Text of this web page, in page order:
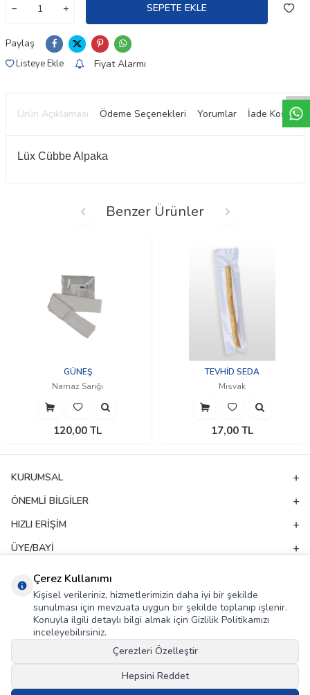
SEPETE EKLE
Paylaş
Listeye Ekle Fiyat Alarmı
Ürün Açıklaması Ödeme Seçenekleri Yorumlar İade Koşulları
Lüx Cübbe Alpaka
Benzer Ürünler
GÜNEŞ
Namaz Sarığı
120,00 TL
TEVHİD SEDA
Misvak
17,00 TL
KURUMSAL
ÖNEMLI BILGILER
HIZLI ERIŞIM
ÜYE/BAYI
ADRES & İLETIŞIM
E-Bülten Aboneliği
Kampanya ve yeniliklerden haberdar olmak için e-bültenimize abone olun!
KVKK Sözleşmesi'ni, Okudum, Kabul Ediyorum.
Çerez Kullanımı
Kişisel verileriniz, hizmetlerimizin daha iyi bir şekilde
sunulması için mevzuata uygun bir şekilde toplanıp işlenir.
Konuyla ilgili detaylı bilgi almak için Gizlilik Politikamızı
inceleyebilirsiniz.
Çerezleri Özelleştir
Hepsini Reddet